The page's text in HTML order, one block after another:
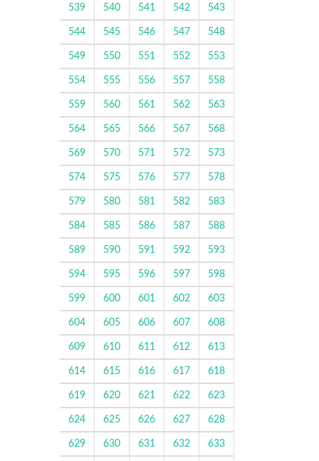
539 540 541 542 543
544 545 546 547 548
549 550 551 552 553
554 555 556 557 558
559 560 561 562 563
564 565 566 567 568
569 570 571 572 573
574 575 576 577 578
579 580 581 582 583
584 585 586 587 588
589 590 591 592 593
594 595 596 597 598
599 600 601 602 603
604 605 606 607 608
609 610 611 612 613
614 615 616 617 618
619 620 621 622 623
624 625 626 627 628
629 630 631 632 633